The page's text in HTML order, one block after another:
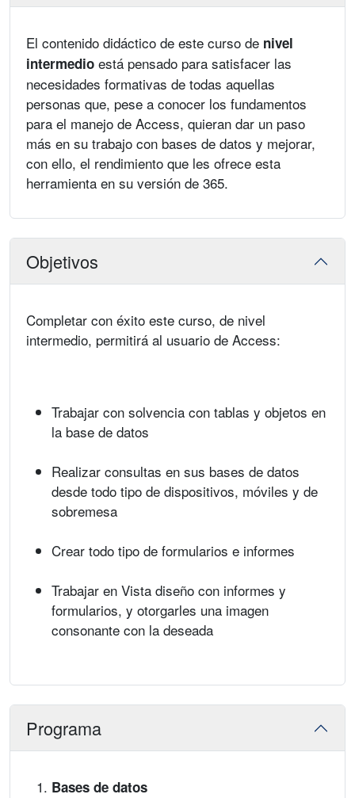
El contenido didáctico de este curso de nivel
intermedio está pensado para satisfacer las
necesidades formativas de todas aquellas
personas que, pese a conocer los fundamentos
para el manejo de Access, quieran dar un paso
más en su trabajo con bases de datos y mejorar,
con ello, el rendimiento que les ofrece esta
herramienta en su versión de 365.
Objetivos
Completar con éxito este curso, de nivel
intermedio, permitirá al usuario de Access:
Trabajar con solvencia con tablas y objetos en
la base de datos
Realizar consultas en sus bases de datos
desde todo tipo de dispositivos, móviles y de
sobremesa
Crear todo tipo de formularios e informes
Trabajar en Vista diseño con informes y
formularios, y otorgarles una imagen
consonante con la deseada
Programa
Bases de datos